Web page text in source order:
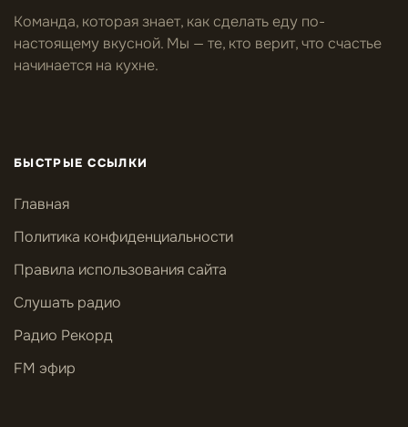
Команда, которая знает, как сделать еду по-
настоящему вкусной. Мы — те, кто верит, что счастье
начинается на кухне.
БЫСТРЫЕ ССЫЛКИ
Главная
Политика конфиденциальности
Правила использования сайта
Слушать радио
Радио Рекорд
FM эфир